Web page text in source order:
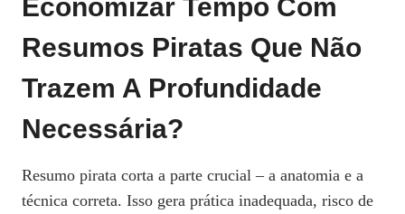
Economizar Tempo Com
Resumos Piratas Que Não
Trazem A Profundidade
Necessária?
Resumo pirata corta a parte crucial – a anatomia e a
técnica correta. Isso gera prática inadequada, risco de